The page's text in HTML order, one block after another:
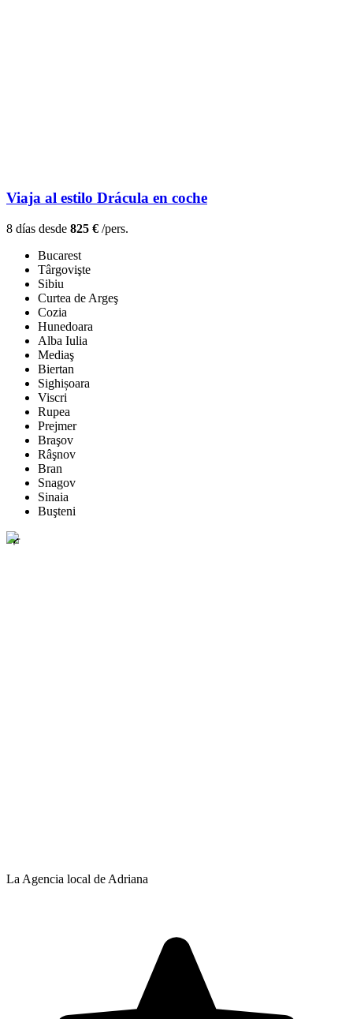
Viaja al estilo Drácula en coche
8 días desde 825 € /pers.
Bucarest
Târgovişte
Sibiu
Curtea de Argeş
Cozia
Hunedoara
Alba Iulia
Mediaş
Biertan
Sighișoara
Viscri
Rupea
Prejmer
Braşov
Râşnov
Bran
Snagov
Sinaia
Buşteni
La Agencia local de Adriana